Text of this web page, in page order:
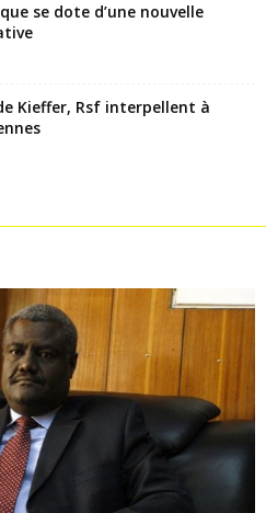
se dote d’une nouvelle
Kieffer, Rsf interpellent à